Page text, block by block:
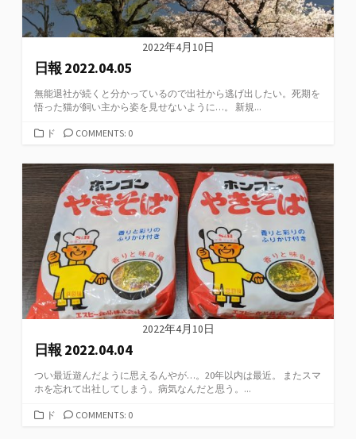
2022年4月10日
日報 2022.04.05
無能退社が続くと分かっているので出社から逃げ出したい。死期を
悟った猫が飼い主から姿を見せないように…。 新規...
カ
ゴ
リ
ー
ド COMMENTS: 0
2022年4月10日
日報 2022.04.04
つい最近遊んだように思えるんやが…。20年以内は最近。 またスマ
ホを忘れて出社してしまう。病気なんだと思う。...
カド COMMENTS: 0